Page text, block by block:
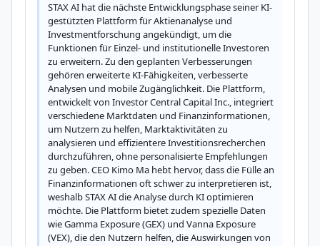
STAX AI hat die nächste Entwicklungsphase seiner KI-
gestützten Plattform für Aktienanalyse und
Investmentforschung angekündigt, um die
Funktionen für Einzel- und institutionelle Investoren
zu erweitern. Zu den geplanten Verbesserungen
gehören erweiterte KI-Fähigkeiten, verbesserte
Analysen und mobile Zugänglichkeit. Die Plattform,
entwickelt von Investor Central Capital Inc., integriert
verschiedene Marktdaten und Finanzinformationen,
um Nutzern zu helfen, Marktaktivitäten zu
analysieren und effizientere Investitionsrecherchen
durchzuführen, ohne personalisierte Empfehlungen
zu geben. CEO Kimo Ma hebt hervor, dass die Fülle an
Finanzinformationen oft schwer zu interpretieren ist,
weshalb STAX AI die Analyse durch KI optimieren
möchte. Die Plattform bietet zudem spezielle Daten
wie Gamma Exposure (GEX) und Vanna Exposure
(VEX), die den Nutzern helfen, die Auswirkungen von